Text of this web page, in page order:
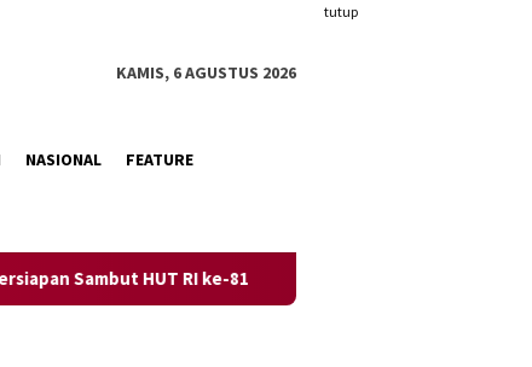
tutup
KAMIS, 6 AGUSTUS 2026
NASIONAL FEATURE
HUT RI ke-81 Bupati Banggai Resmikan SMPN Mirqan